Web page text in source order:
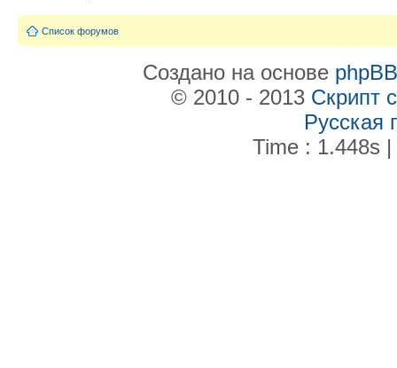
Список форумов
Создано на основе phpBB
© 2010 - 2013 Скрипт
Русская
Time : 1.448s